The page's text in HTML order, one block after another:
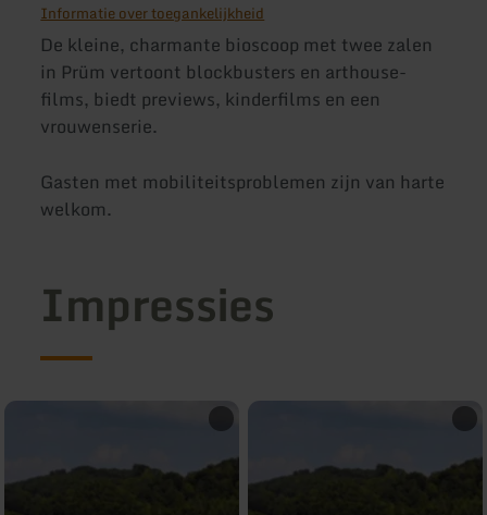
Informatie over toegankelijkheid
De kleine, charmante bioscoop met twee zalen
in Prüm vertoont blockbusters en arthouse-
films, biedt previews, kinderfilms en een
vrouwenserie.
Gasten met mobiliteitsproblemen zijn van harte
welkom.
Impressies